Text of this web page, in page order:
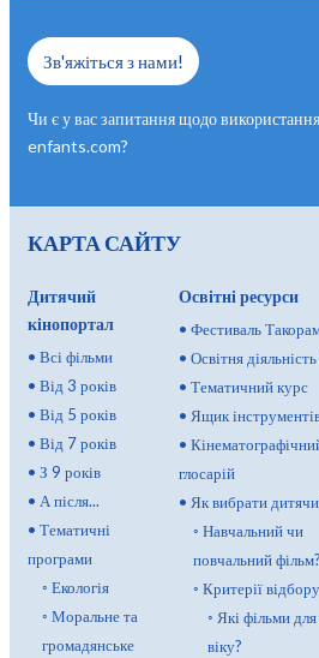
Зв'яжіться з нами!
Чи є у вас запитання щодо
enfants.com?
КАРТА САЙТУ
Дитячий
кінопортал
• Всі фільми
• Від 3 років
• Від 5 років
• Від 7 років
• З 9 років
• А після...
• Тематичні
програми
◦ Екологія
◦ Моральне та
громадянське
Освітні ресурси
• Фестиваль
• Освітня
• Тематичний курс
• Ящик
•
глосарій
• Як вибрати
◦ Навчальний чи
повчальний фільм?
◦ Критерії
◦ Які фільми для
віку?